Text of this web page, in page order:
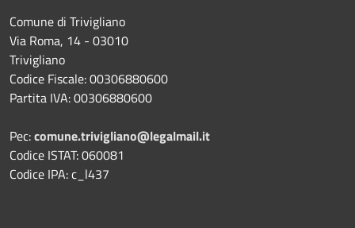
Comune di Trivigliano
Via Roma, 14 - 03010
Trivigliano
Codice Fiscale: 00306880600
Partita IVA: 00306880600
Pec:comune.trivigliano@legalmail.it
Codice ISTAT: 060081
Codice IPA: c_l437